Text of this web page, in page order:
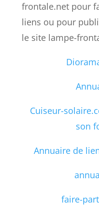
frontale.net pour
liens ou pour
le site lampe-
Cuiseur-
son
Annuaire de
faire-